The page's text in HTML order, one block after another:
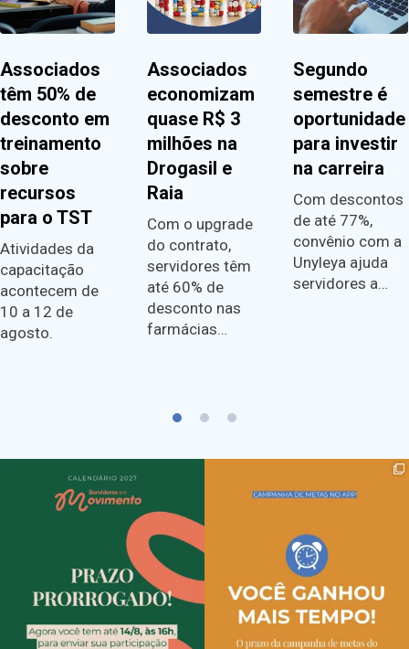
Associados
têm 50% de
desconto em
treinamento
sobre
recursos
para o TST
Atividades da
capacitação
acontecem de
10 a 12 de
agosto.
Associados
economizam
quase R$ 3
milhões na
Drogasil e
Raia
Com o upgrade
do contrato,
servidores têm
até 60% de
desconto nas
farmácias…
Segundo
semestre é
oportunidade
para investir
na carreira
Com descontos
de até 77%,
convênio com a
Unyleya ajuda
servidores a…